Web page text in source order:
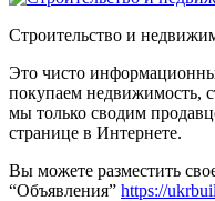
Строительство и
Это чисто
покупаем недвижимость,
мы только сводим
странице в Интернете.
Вы можете разместить
“Объявления” https://